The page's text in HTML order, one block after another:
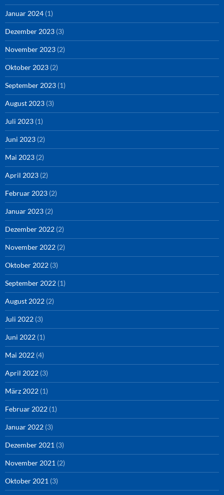
Januar 2024 (1)
Dezember 2023 (3)
November 2023 (2)
Oktober 2023 (2)
September 2023 (1)
August 2023 (3)
Juli 2023 (1)
Juni 2023 (2)
Mai 2023 (2)
April 2023 (2)
Februar 2023 (2)
Januar 2023 (2)
Dezember 2022 (2)
November 2022 (2)
Oktober 2022 (3)
September 2022 (1)
August 2022 (2)
Juli 2022 (3)
Juni 2022 (1)
Mai 2022 (4)
April 2022 (3)
März 2022 (1)
Februar 2022 (1)
Januar 2022 (3)
Dezember 2021 (3)
November 2021 (2)
Oktober 2021 (3)